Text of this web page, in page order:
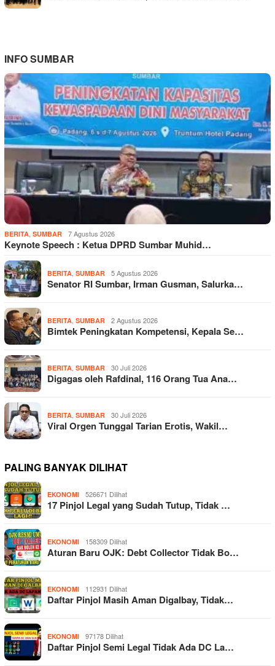
INFO SUMBAR
BERITA SUMBAR 7 Agustus 2026
Keynote Speech : Ketua DPRD Sumbar Muhid…
BERITA SUMBAR 5 Agustus 2026
Senator RI Sumbar, Irman Gusman, Salurka…
BERITA SUMBAR 2 Agustus 2026
Bimtek Peningkatan Kompetensi, Kepala Se…
BERITA SUMBAR 30 Juli 2026
Digagas oleh Rafdinal, 116 Orang Tua Ana…
BERITA SUMBAR 30 Juli 2026
Viral Orgen Tunggal Tarian Erotis, Wakil…
PALING BANYAK DILIHAT
EKONOMI 526671 Dilihat
17 Pinjol Legal yang Sudah Tutup, Tidak …
EKONOMI 158309 Dilihat
Aturan Baru OJK: Debt Collector Tidak Bo…
EKONOMI 112931 Dilihat
Daftar Pinjol Masih Aman Digalbay, Tidak…
EKONOMI 97178 Dilihat
Daftar Pinjol Semi Legal Tidak Ada DC La…